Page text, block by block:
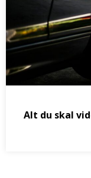
Alt du skal